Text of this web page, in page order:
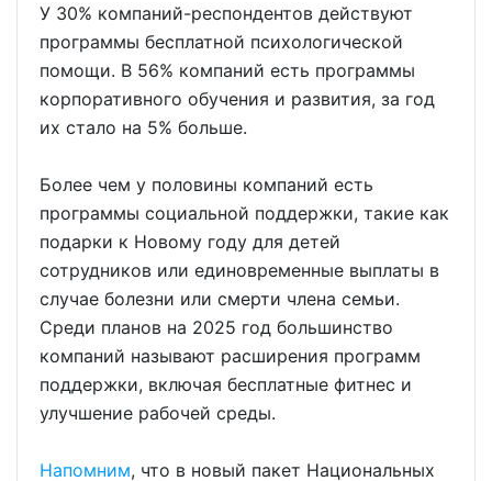
У 30% компаний-респондентов действуют
программы бесплатной психологической
помощи. В 56% компаний есть программы
корпоративного обучения и развития, за год
их стало на 5% больше.
Более чем у половины компаний есть
программы социальной поддержки, такие как
подарки к Новому году для детей
сотрудников или единовременные выплаты в
случае болезни или смерти члена семьи.
Среди планов на 2025 год большинство
компаний называют расширения программ
поддержки, включая бесплатные фитнес и
улучшение рабочей среды.
Напомним, что в новый пакет Национальных